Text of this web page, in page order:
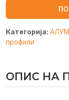
Категорија:
профили
ОПИС НА